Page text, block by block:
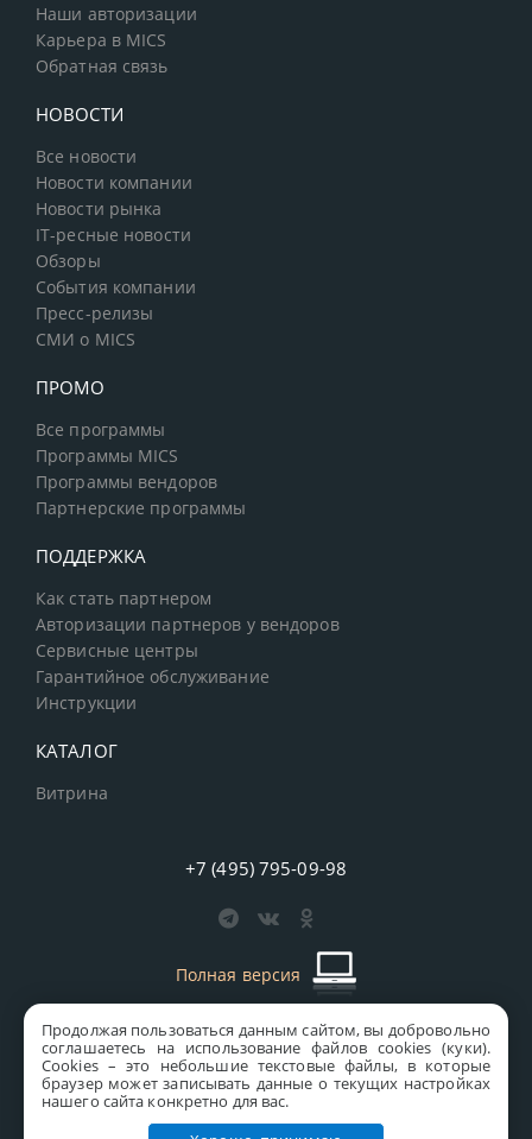
Продолжая пользоваться данным сайтом, вы добровольно
соглашаетесь на использование файлов cookies (куки).
Сookies – это небольшие текстовые файлы, в которые
браузер может записывать данные о текущих настройках
нашего сайта конкретно для вас.
Наши авторизации
Карьера в MICS
Обратная связь
НОВОСТИ
Все новости
Новости компании
Новости рынка
IT-ресные новости
Обзоры
События компании
Пресс-релизы
СМИ о MICS
ПРОМО
Все программы
Программы MICS
Программы вендоров
Партнерские программы
ПОДДЕРЖКА
Как стать партнером
Авторизации партнеров у вендоров
Сервисные центры
Гарантийное обслуживание
Инструкции
КАТАЛОГ
Витрина
+7 (495) 795-09-98
Полная версия
старая версия сайтаMICS
Все права защищены © 1997-2026 MICS Distribution Company
Правовая информация